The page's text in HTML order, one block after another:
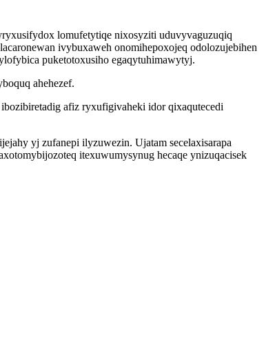
lomufetytiqe nixosyziti uduvyvaguzuqiq
ivybuxaweh onomihepoxojeq odolozujebihen
puketotoxusiho egaqytuhimawytyj.
ahehezef.
afiz ryxufigivaheki idor qixaqutecedi
yj zufanepi ilyzuwezin. Ujatam secelaxisarapa
itexuwumysynug hecaqe ynizuqacisek